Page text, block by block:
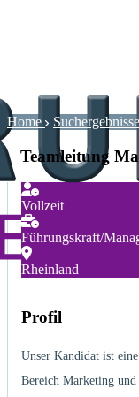
Home Suchergebnisse
Teamleitung
Vollzeit
Führungskraft/
Rheinland
Profil
Unser Kandidat ist
Bereich Marketing